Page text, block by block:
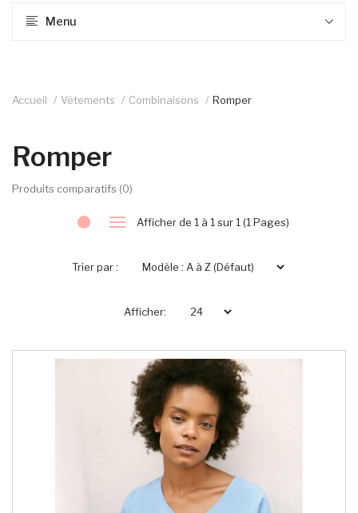
Menu
Accueil Vêtements Combinaisons Romper
Romper
Produits comparatifs (0)
Afficher de 1 à 1 sur 1 (1 Pages)
Trier par :
Afficher: